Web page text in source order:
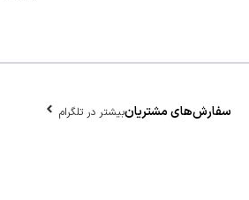
سفارش‌های مشتریانبیشتر در تلگرام